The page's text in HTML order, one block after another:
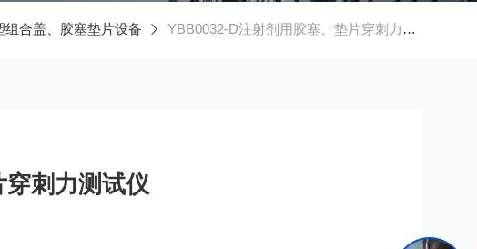
组合盖、胶塞垫片设备 YBB0032-D注射剂用胶塞、垫片穿刺力测试仪
刺力测试仪